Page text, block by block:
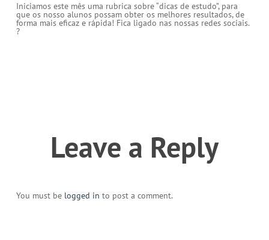
Iniciamos este mês uma rubrica sobre “dicas de estudo”, para
que os nosso alunos possam obter os melhores resultados, de
forma mais eficaz e rápida! Fica ligado nas nossas redes sociais.
?
Leave a Reply
You must be logged in to post a comment.